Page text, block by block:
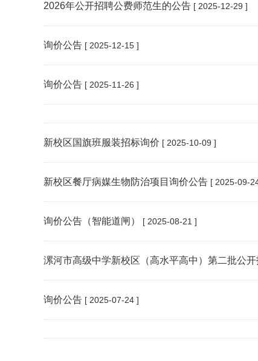
2026年公开招聘公费师范生的公告 [ 2025-12-29 ]
询价公告 [ 2025-12-15 ]
询价公告 [ 2025-11-26 ]
新校区国旗班服装招标询价 [ 2025-10-09 ]
新校区餐厅病媒生物防治项目询价公告 [ 2025-09-
询价公告（智能道闸） [ 2025-08-21 ]
漯河市高级中学新校区（高水平高中）第二批公
询价公告 [ 2025-07-24 ]